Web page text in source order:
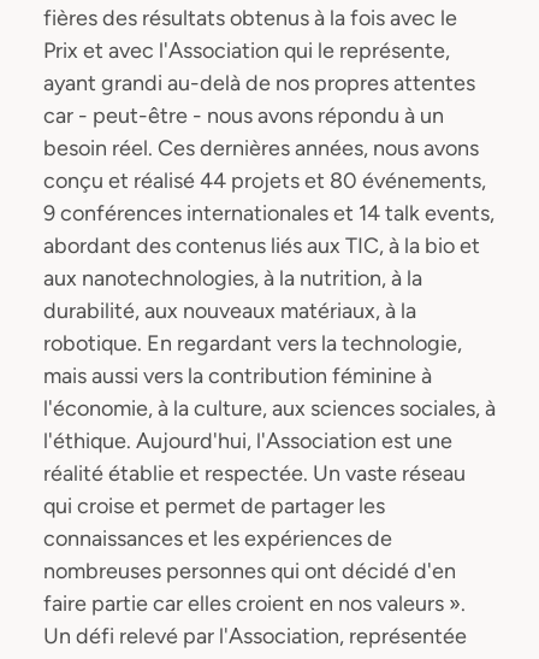
fières des résultats obtenus à la fois avec le
Prix et avec l'Association qui le représente,
ayant grandi au-delà de nos propres attentes
car - peut-être - nous avons répondu à un
besoin réel. Ces dernières années, nous avons
conçu et réalisé 44 projets et 80 événements,
9 conférences internationales et 14 talk events,
abordant des contenus liés aux TIC, à la bio et
aux nanotechnologies, à la nutrition, à la
durabilité, aux nouveaux matériaux, à la
robotique. En regardant vers la technologie,
mais aussi vers la contribution féminine à
l'économie, à la culture, aux sciences sociales, à
l'éthique. Aujourd'hui, l'Association est une
réalité établie et respectée. Un vaste réseau
qui croise et permet de partager les
connaissances et les expériences de
nombreuses personnes qui ont décidé d'en
faire partie car elles croient en nos valeurs ».
Un défi relevé par l'Association, représentée